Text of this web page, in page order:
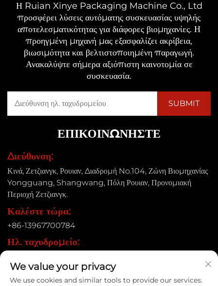
Η Ruian Xinye Packaging Machine Co., Ltd
προσφέρει λύσεις αυτόματης συσκευασίας υψηλής
αποτελεσματικότητας για διάφορες βιομηχανίες. Η
προηγμένη μηχανή μας εξασφαλίζει ακρίβεια,
βιωσιμότητα και βελτιστοποιημένη παραγωγή.
Ανακαλύψτε σήμερα αξιόπιστη καινοτομία σε
συσκευασία.
ΕΠΙΚΟΙΝΩΝΉΣΤΕ
Διεύθυνση:
Κινά, Ζετζιανγκ, Ρουιαν, Διαδρομή No.104, Ζώνη Βιομηχανίας
Yongguang, Shangwang, Πόλη Ρουιαν, Προνομιακή
Περιοχή Ζετζιανγκ.
Καλέστε τώρα:
+86-13967700784
Ηλ. ταχυδρομείο:
We value your privacy
We use cookies and similar tools to provide our services.